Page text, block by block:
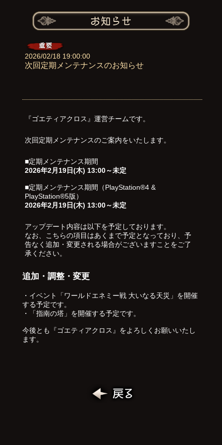
2026/02/18 19:00:00
次回定期メンテナンスのお知らせ
『ゴエティアクロス』運営チームです。
次回定期メンテナンスのご案内をいたします。
■定期メンテナンス期間
2026年2月19日(木) 13:00～未定
■定期メンテナンス期間（PlayStation®4 &
PlayStation®5版）
2026年2月19日(木) 13:00～未定
アップデート内容は以下を予定しております。
なお、こちらの項目はあくまで予定となっており、予
告なく追加・変更される場合がございますことをご了
承ください。
追加・調整・変更
・イベント「ワールドエネミー戦 大いなる天災」を開催
する予定です。
・「指南の塔」を開催する予定です。
今後とも『ゴエティアクロス』をよろしくお願いいたし
ます。